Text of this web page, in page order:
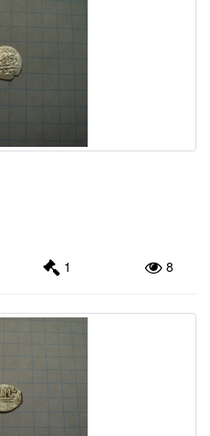
1 8